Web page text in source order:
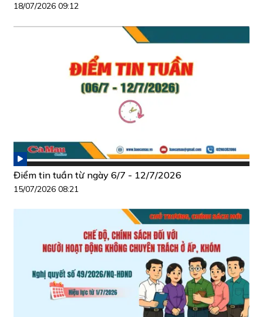
18/07/2026 09:12
Điểm tin tuần từ ngày 6/7 - 12/7/2026
15/07/2026 08:21